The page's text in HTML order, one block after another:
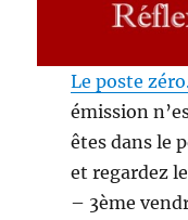
Le poste
émission
êtes dans le
et regardez
– 3ème